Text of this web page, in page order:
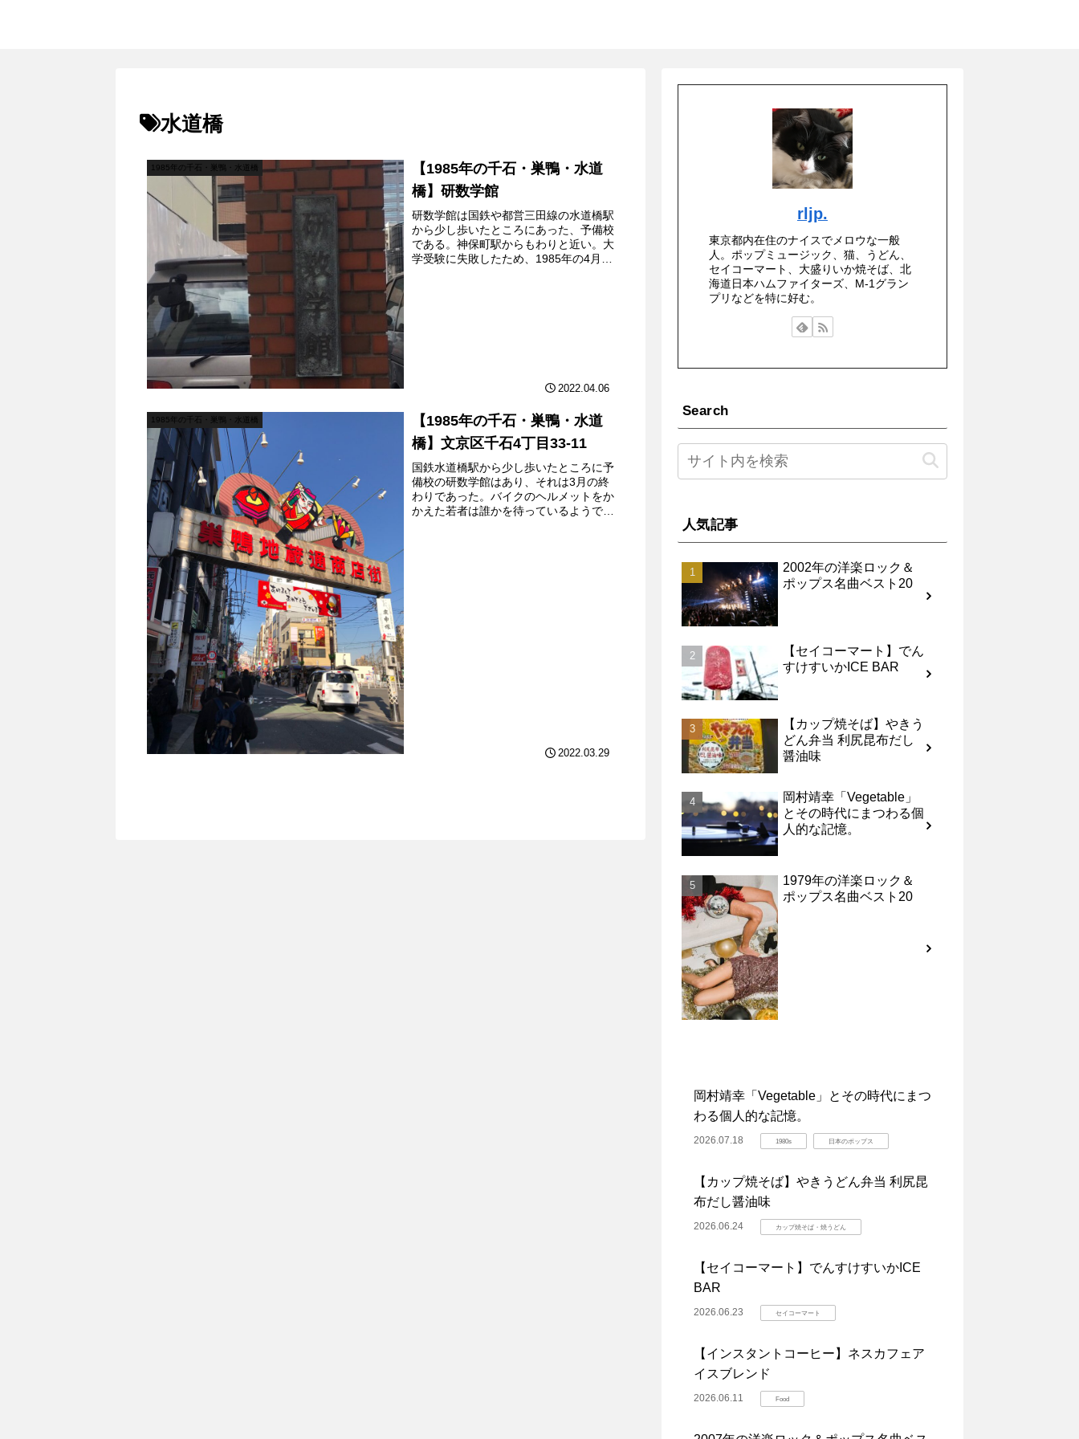
水道橋
1985年の千石・巣鴨・水道橋
【1985年の千石・巣鴨・水道
橋】研数学館
研数学館は国鉄や都営三田線の水道橋駅
から少し歩いたところにあった、予備校
である。神保町駅からもわりと近い。大
学受験に失敗したため、1985年の4月か
2022.04.06
1985年の千石・巣鴨・水道橋
【1985年の千石・巣鴨・水道
橋】文京区千石4丁目33-11
国鉄水道橋駅から少し歩いたところに予
備校の研数学館はあり、それは3月の終
わりであった。バイクのヘルメットをか
かえた若者は誰かを待っているようであ
2022.03.29
rljp.
東京都内在住のナイスでメロウな一般
人。ポップミュージック、猫、うどん、
セイコーマート、大盛りいか焼そば、北
海道日本ハムファイターズ、M-1グラン
プリなどを特に好む。
Search
人気記事
2002年の洋楽ロック＆
ポップス名曲ベスト20
【セイコーマート】でん
すけすいかICE BAR
【カップ焼そば】やきう
どん弁当 利尻昆布だし
醤油味
岡村靖幸「Vegetable」
とその時代にまつわる個
人的な記憶。
1979年の洋楽ロック＆
ポップス名曲ベスト20
岡村靖幸「Vegetable」とその時代にまつ
わる個人的な記憶。
2026.07.18 1980s 日本のポップス
【カップ焼そば】やきうどん弁当 利尻昆
布だし醤油味
2026.06.24 カップ焼そば・焼うどん
【セイコーマート】でんすけすいかICE
BAR
2026.06.23 セイコーマート
【インスタントコーヒー】ネスカフェア
イスブレンド
2026.06.11 Food